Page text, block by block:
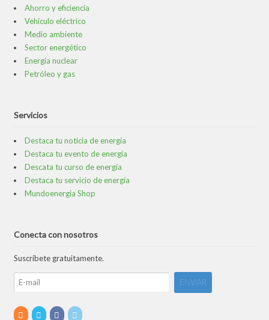
Ahorro y eficiencia
Vehículo eléctrico
Medio ambiente
Sector energético
Energía nuclear
Petróleo y gas
Servicios
Destaca tu noticia de energía
Destaca tu evento de energía
Descata tu curso de energía
Destaca tu servicio de energía
Mundoenergia Shop
Conecta con nosotros
Suscríbete gratuitamente.